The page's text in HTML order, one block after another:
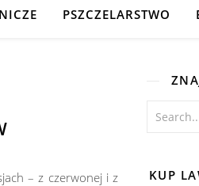
PSZCZELARSTWO
– z czerwonej i z
KUP